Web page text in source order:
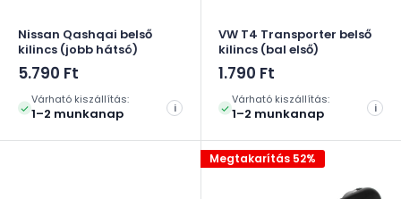
Nissan Qashqai belső
kilincs (jobb hátsó)
Akciós
5.790 Ft
Várható kiszállítás:
1–2 munkanap i
VW T4 Transporter belső
kilincs (bal első)
Akciós
1.790 Ft
Várható kiszállítás:
1–2 munkanap i
Megtakarítás 52%